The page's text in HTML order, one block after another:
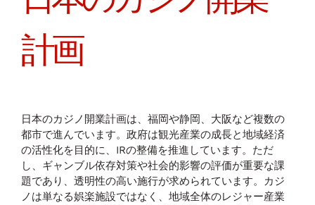
計画
日本のカジノ開業計画は、福岡や静岡、大阪など複数の
都市で進んでいます。政府は観光産業の成長と地域経済
の活性化を目的に、IRの整備を推進しています。ただ
し、ギャンブル依存対策や社会的影響の評価が重要な課
題であり、透明性の高い施行が求められています。カジ
ノは単なる娯楽施設ではなく、地域全体のレジャー産業